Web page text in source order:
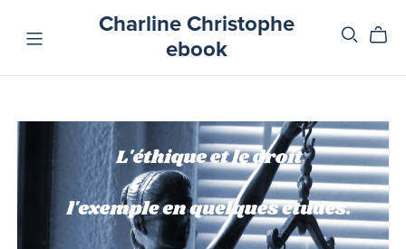
Charline Christophe
ebook